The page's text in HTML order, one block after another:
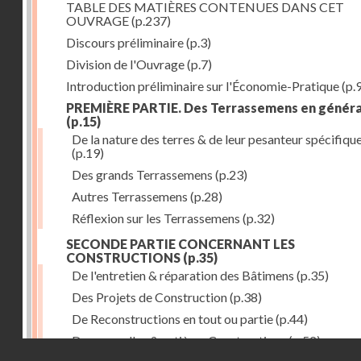
TABLE DES MATIÈRES CONTENUES DANS CET
OUVRAGE(p.237)
Discours préliminaire(p.3)
Division de l'Ouvrage(p.7)
Introduction préliminaire sur l'Économie-Pratique
PREMIÈRE PARTIE. Des Terrassemens en
(p.15)
De la nature des terres & de leur pesanteur
(p.19)
Des grands Terrassemens (p.23)
Autres Terrassemens (p.28)
Réflexion sur les Terrassemens (p.32)
SECONDE PARTIE CONCERNANT LES
CONSTRUCTIONS (p.35)
De l'entretien & réparation des Bâtimens (p.35)
Des Projets de Construction(p.38)
De Reconstructions en tout ou partie(p.44)
Des nouvelles & entières Constructions(p.52)